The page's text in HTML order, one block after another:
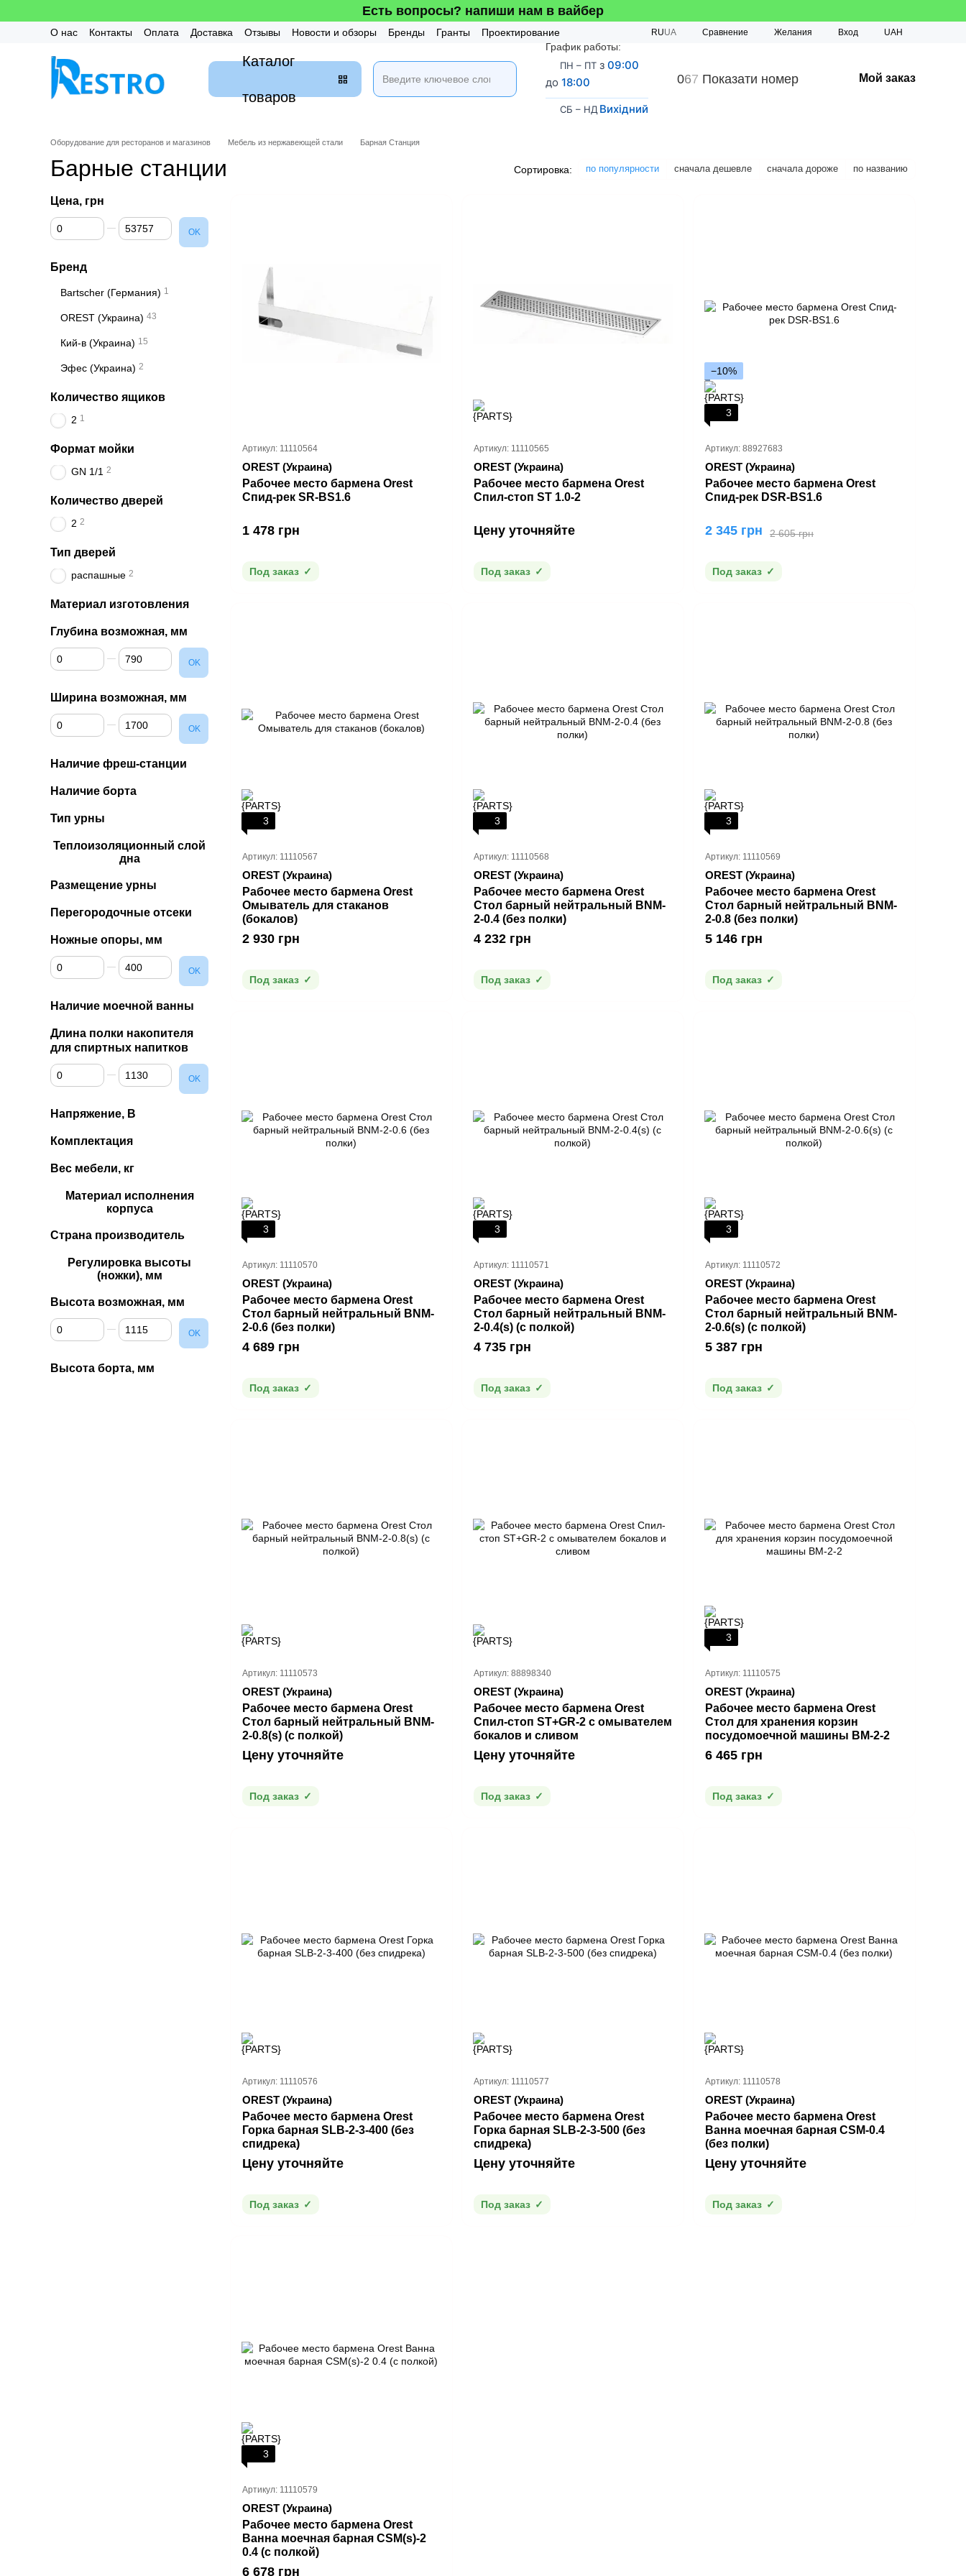
Есть вопросы? напиши нам в вайбер
О нас Контакты Оплата Доставка Отзывы Новости и обзоры Бренды Гранты
Проектирование
RUUA Сравнение Желания Вход UAH
Каталог
товаров
График работы:
ПН – ПТ з 09:00
до 18:00
СБ – НД Вихідний
067 Показати номер Мой заказ
Оборудование для ресторанов и магазинов Мебель из нержавеющей стали Барная Станция
Барные станции Сортировка: по популярности сначала дешевле сначала дороже по названию
Артикул: 11110564
OREST (Украина)
Рабочее место бармена Orest
Спид-рек SR-ВS1.6
1 478 грн
Под заказ
Артикул: 11110565
OREST (Украина)
Рабочее место бармена Orest
Спил-стоп ST 1.0-2
Цену уточняйте
Под заказ
−10%
3
Артикул: 88927683
OREST (Украина)
Рабочее место бармена Orest
Спид-рек DSR-ВS1.6
2 605 грн
2 345 грн
Под заказ
3
Артикул: 11110567
OREST (Украина)
Рабочее место бармена Orest
Омыватель для стаканов
(бокалов)
2 930 грн
Под заказ
3
Артикул: 11110568
OREST (Украина)
Рабочее место бармена Orest
Стол барный нейтральный BNM-
2-0.4 (без полки)
4 232 грн
Под заказ
3
Артикул: 11110569
OREST (Украина)
Рабочее место бармена Orest
Стол барный нейтральный BNM-
2-0.8 (без полки)
5 146 грн
Под заказ
3
Артикул: 11110570
OREST (Украина)
Рабочее место бармена Orest
Стол барный нейтральный BNM-
2-0.6 (без полки)
4 689 грн
Под заказ
3
Артикул: 11110571
OREST (Украина)
Рабочее место бармена Orest
Стол барный нейтральный BNM-
2-0.4(s) (с полкой)
4 735 грн
Под заказ
3
Артикул: 11110572
OREST (Украина)
Рабочее место бармена Orest
Стол барный нейтральный BNM-
2-0.6(s) (с полкой)
5 387 грн
Под заказ
Артикул: 11110573
OREST (Украина)
Рабочее место бармена Orest
Стол барный нейтральный BNM-
2-0.8(s) (с полкой)
Цену уточняйте
Под заказ
Артикул: 88898340
OREST (Украина)
Рабочее место бармена Orest
Спил-стоп ST+GR-2 с омывателем
бокалов и сливом
Цену уточняйте
Под заказ
3
Артикул: 11110575
OREST (Украина)
Рабочее место бармена Orest
Стол для хранения корзин
посудомоечной машины ВМ-2-2
6 465 грн
Под заказ
Артикул: 11110576
OREST (Украина)
Рабочее место бармена Orest
Горка барная SLB-2-3-400 (без
спидрека)
Цену уточняйте
Под заказ
Артикул: 11110577
OREST (Украина)
Рабочее место бармена Orest
Горка барная SLB-2-3-500 (без
спидрека)
Цену уточняйте
Под заказ
Артикул: 11110578
OREST (Украина)
Рабочее место бармена Orest
Ванна моечная барная CSM-0.4
(без полки)
Цену уточняйте
Под заказ
3
Артикул: 11110579
OREST (Украина)
Рабочее место бармена Orest
Ванна моечная барная CSM(s)-2
0.4 (с полкой)
6 678 грн
Цена, грн
От Цена, грн
До Цена, грн
OK
Бренд
Bartscher (Германия) 1
OREST (Украина) 43
Кий-в (Украина) 15
Эфес (Украина) 2
Количество ящиков
2 1
Формат мойки
GN 1/1 2
Количество дверей
2 2
Тип дверей
распашные 2
Материал изготовления
Глубина возможная, мм
От Глубина возможная, мм
До Глубина возможная, мм
OK
Ширина возможная, мм
От Ширина возможная, мм
До Ширина возможная, мм
OK
Наличие фреш-станции
Наличие борта
Тип урны
Теплоизоляционный слой
дна
Размещение урны
Перегородочные отсеки
Ножные опоры, мм
От Ножные опоры, мм
До Ножные опоры, мм
OK
Наличие моечной ванны
Длина полки накопителя
для спиртных напитков
От Длина полки накопителя для спиртных напитков
До Длина полки накопителя для спиртных напитков
OK
Напряжение, В
Комплектация
Вес мебели, кг
Материал исполнения
корпуса
Страна производитель
Регулировка высоты
(ножки), мм
Высота возможная, мм
От Высота возможная, мм
До Высота возможная, мм
OK
Высота борта, мм